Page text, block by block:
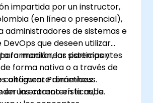
impartida por un instructor,
(en línea o presencial),
administradores de sistemas e
DevOps que deseen utilizar
monitorear sistemas y
forma nativa o a través de
altamente dinámicos
en un entorno en la nube.
formación, los participantes
configurar Prometheus.
las características, la